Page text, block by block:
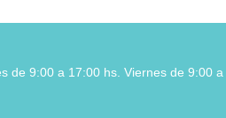
de 9:00 a 17:00 hs. Viernes de 9:00